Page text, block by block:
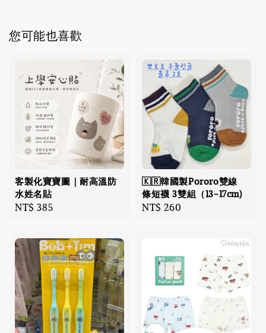
您可能也喜歡
客製化寶寶圖｜耐高溫防
水姓名貼
Regular
NT$ 385
🇰🇷韓國製Pororo雙線
條短襪 3雙組（13-17cm)
Regular
NT$ 260